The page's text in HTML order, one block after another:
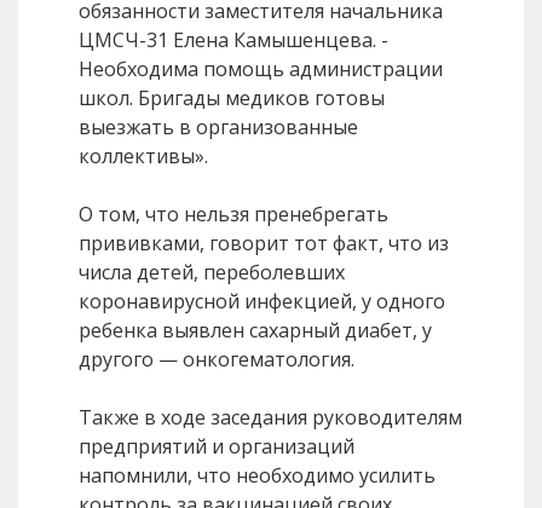
обязанности заместителя начальника
ЦМСЧ-31 Елена Камышенцева. -
Необходима помощь администрации
школ. Бригады медиков готовы
выезжать в организованные
коллективы».
О том, что нельзя пренебрегать
прививками, говорит тот факт, что из
числа детей, переболевших
коронавирусной инфекцией, у одного
ребенка выявлен сахарный диабет, у
другого — онкогематология.
Также в ходе заседания руководителям
предприятий и организаций
напомнили, что необходимо усилить